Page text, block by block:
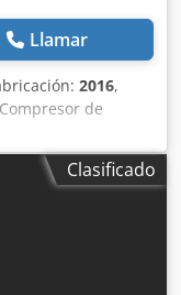
Llamar
2016,
de
revisado.
L/min); Motor de
2016; Dcodpfx
Clasificado